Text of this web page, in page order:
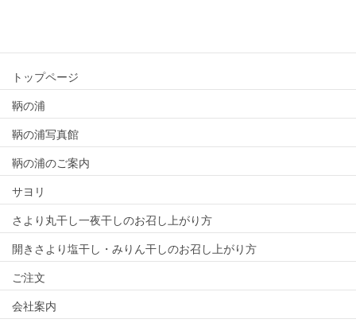
トップページ
鞆の浦
鞆の浦写真館
鞆の浦のご案内
サヨリ
さより丸干し一夜干しのお召し上がり方
開きさより塩干し・みりん干しのお召し上がり方
ご注文
会社案内